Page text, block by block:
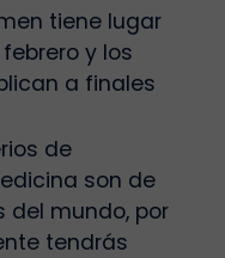
tiene lugar
y los
a finales
de
son de
del mundo, por
tendrás